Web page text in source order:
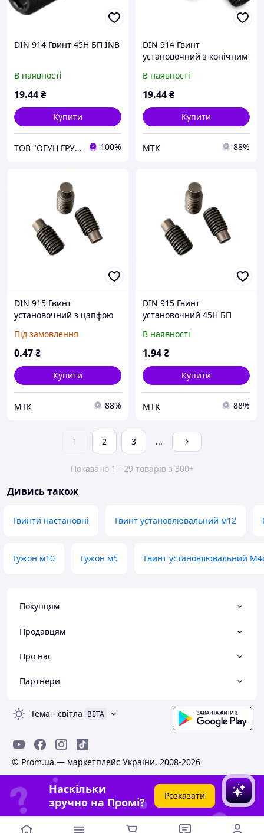
DIN 914 Гвинт 45H БП INB
В наявності
19.44₴
Купити
ТОВ "ОГУН ГРУП" 100%
DIN 914 Гвинт
установочний з конічним
В наявності
19.44₴
Купити
МТК 88%
DIN 915 Гвинт
установочний з цапфою
Під замовлення
0.47₴
Купити
МТК 88%
DIN 915 Гвинт
установочний 45H БП
В наявності
1.94₴
Купити
МТК 88%
1 2 3 ...
Показано 1 - 29 товарів з 300+
Дивись також
Гвинти настановні Гвинт установлювальний м12
Гужон м10 Гужон м5 Гвинт установлювальний
Покупцям
Продавцям
Про нас
Партнери
Тема - світла BETA
© Prom.ua — маркетплейс України, 2008-2026
Наскільки
зручно на Промі?
Розказати